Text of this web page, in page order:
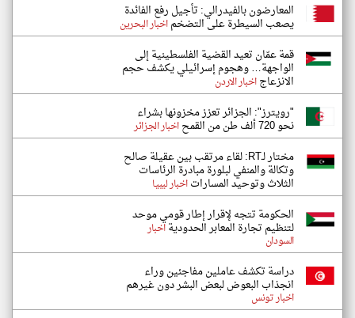
المعارضون بالفيدرالي: تأجيل رفع الفائدة
يصعب السيطرة على التضخماخبار البحرين
قمة عمّان تعيد القضية الفلسطينية إلى
الواجهة… وهجوم إسرائيلي يكشف حجم
الانزعاجاخبار الاردن
"رويترز": الجزائر تعزز مخزونها بشراء
نحو 720 ألف طن من القمح اخبار الجزائر
مختار لـRT: لقاء مرتقب بين عقيلة صالح
وتكالة والمنفي لبلورة مبادرة الرئاسات
الثلاث وتوحيد المساراتاخبار ليبيا
الحكومة تتجه لإقرار إطار قومي موحد
لتنظيم تجارة المعابر الحدوديةاخبار
السودان
دراسة تكشف عاملين مفاجئين وراء
انجذاب البعوض لبعض البشر دون غيرهم
اخبار تونس